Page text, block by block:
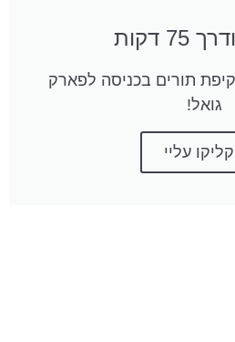
דקות
תורים בכניסה לפארק
גואל!
עליי